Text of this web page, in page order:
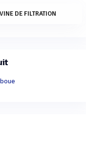
DE FILTRATION